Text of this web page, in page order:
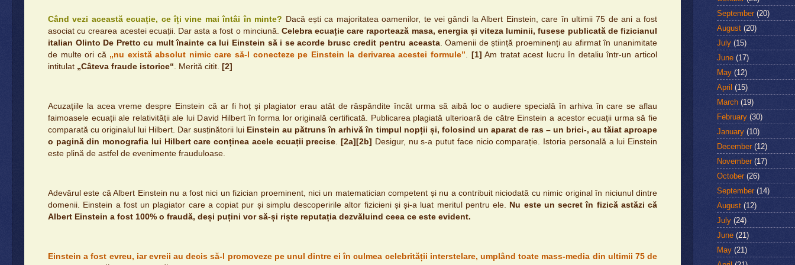
Când vezi această ecuație, ce îți vine mai întâi în minte? Dacă ești ca majoritatea oamenilor, te vei gândi la Albert Einstein, care în ultimii 75 de ani a fost
asociat cu crearea acestei ecuații. Dar asta a fost o minciună. Celebra ecuație care raportează masa, energia și viteza luminii, fusese publicată de fizicianul
italian Olinto De Pretto cu mult înainte ca lui Einstein să i se acorde brusc credit pentru aceasta. Oamenii de știință proeminenți au afirmat în unanimitate
de multe ori că „nu există absolut nimic care să-l conecteze pe Einstein la derivarea acestei formule” [1] Am tratat acest lucru în detaliu într-un articol
intitulat „Câteva fraude istorice“ . Merită citit. [2]
Acuzațiile la acea vreme despre Einstein că ar fi hoț și plagiator erau atât de răspândite încât urma să aibă loc o audiere specială în arhiva în care se aflau
faimoasele ecuații ale relativității ale lui David Hilbert în forma lor originală certificată. Publicarea plagiată ulterioară de către Einstein a acestor ecuații urma să fie
comparată cu originalul lui Hilbert. Dar susținătorii lui Einstein au pătruns în arhivă în timpul nopții și, folosind un aparat de ras – un brici-, au tăiat aproape
o pagină din monografia lui Hilbert care conținea acele ecuații precise
[2a][2b]
Desigur, nu s-a putut face nicio comparație. Istoria personală a lui Einstein
este plină de astfel de evenimente frauduloase.
Adevărul este că Albert Einstein nu a fost nici un fizician proeminent, nici un matematician competent și nu a contribuit niciodată cu nimic original în niciunul dintre
domenii. Einstein a fost un plagiator care a copiat pur și simplu descoperirile altor fizicieni și și-a luat meritul pentru ele. Nu este un secret în fizică astăzi că
Albert Einstein a fost 100% o fraudă, deși puțini vor să-și riște reputația dezvăluind ceea ce este evident.
Einstein a fost evreu, iar evreii au decis să-l promoveze pe unul dintre ei în culmea celebrității interstelare, umplând toate mass-media din ultimii 75 de
September(20)
August (20)
July (15)
June (17)
May (12)
April (15)
March (19)
February (30)
January (10)
December(12)
November(17)
October(26)
September(14)
August (12)
July (24)
June (21)
May (21)